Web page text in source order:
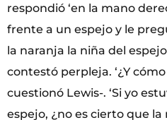
respondió ‘en la mano
frente a un espejo y le
la naranja la niña del
contestó perpleja. ‘¿Y cómo
cuestionó Lewis-. ‘Si yo
espejo, ¿no es cierto que